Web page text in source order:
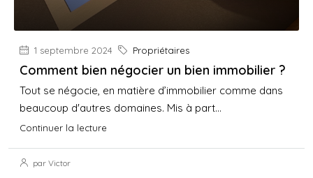
1 septembre 2024 Propriétaires
Comment bien négocier un bien immobilier ?
Tout se négocie, en matière d’immobilier comme dans
beaucoup d'autres domaines. Mis à part...
Continuer la lecture
par Victor